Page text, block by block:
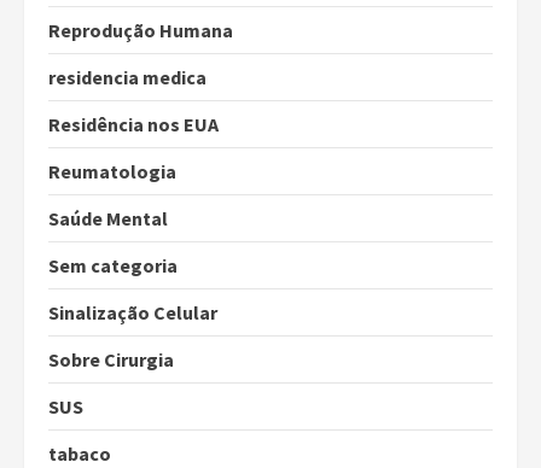
Reprodução Humana
residencia medica
Residência nos EUA
Reumatologia
Saúde Mental
Sem categoria
Sinalização Celular
Sobre Cirurgia
SUS
tabaco